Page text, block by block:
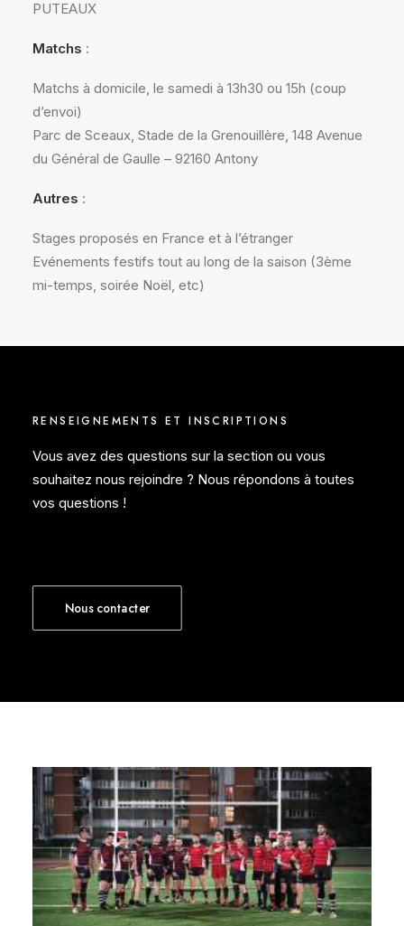
PUTEAUX
Matchs :
Matchs à domicile, le samedi à 13h30 ou 15h (coup
d’envoi)
Parc de Sceaux, Stade de la Grenouillère, 148 Avenue
du Général de Gaulle – 92160 Antony
Autres :
Stages proposés en France et à l’étranger
Evénements festifs tout au long de la saison (3ème
mi-temps, soirée Noël, etc)
RENSEIGNEMENTS ET INSCRIPTIONS
Vous avez des questions sur la section ou vous
souhaitez nous rejoindre ? Nous répondons à toutes
vos questions !
Nous contacter